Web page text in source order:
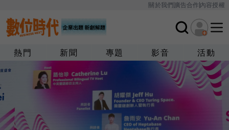
關於我們廣告合作內容授權
熱門 新聞 專題 影音 活動